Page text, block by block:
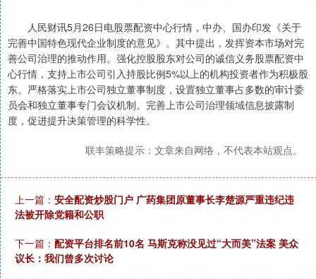
人民财讯5月26日电股票配资中心行情，中办、国办印发《关于
完善中国特色现代企业制度的意见》。其中提出，发挥资本市场对完
善公司治理的推动作用。强化控股股东对公司的诚信义务股票配资中
心行情，支持上市公司引入持股比例5%以上的机构投资者作为积极股
东。严格落实上市公司独立董事制度，设置独立董事占多数的审计委
员会和独立董事专门会议机制。完善上市公司治理领域信息披露制
度，促进提升决策管理的科学性。
联丰策略提示：文章来自网络，不代表本站观点。
上一篇： 安全配资炒股门户 广药集团原董事长李楚源严重违纪违
法被开除党籍和公职
下一篇： 配资平台排名前10名 马斯克称没见过“大而美”法案 美众
议长：我们曾多次讨论